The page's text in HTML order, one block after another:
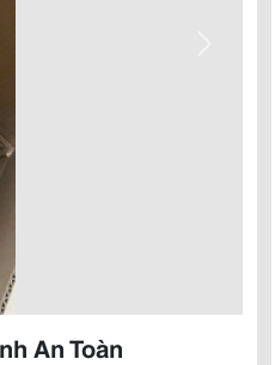
An Toàn